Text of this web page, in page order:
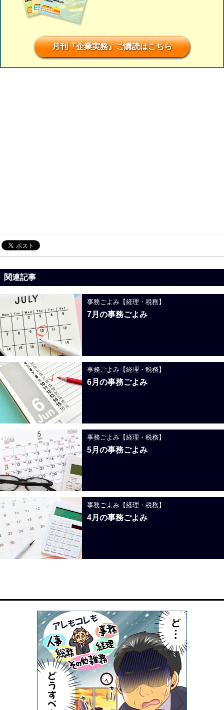
月刊『企業実務』ご購読はこちら
関連記事
事務ごよみ【経理・税務】
7月の事務ごよみ
事務ごよみ【経理・税務】
6月の事務ごよみ
事務ごよみ【経理・税務】
5月の事務ごよみ
事務ごよみ【経理・税務】
4月の事務ごよみ